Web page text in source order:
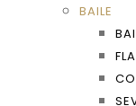
BAILE